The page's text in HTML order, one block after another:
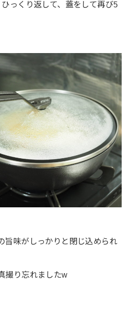
っくり返して、蓋をして再び5
旨味がしっかりと閉じ込められ
撮り忘れましたw